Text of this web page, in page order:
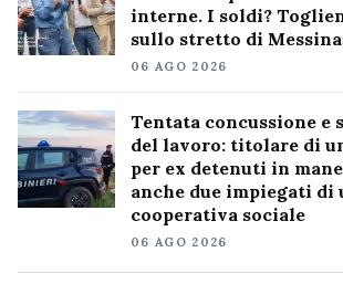
interne. I soldi?
sullo stretto di
06 AGO 2026
Tentata concussione e
del lavoro: titolare di
per ex detenuti in
anche due impiegati di
cooperativa sociale
06 AGO 2026